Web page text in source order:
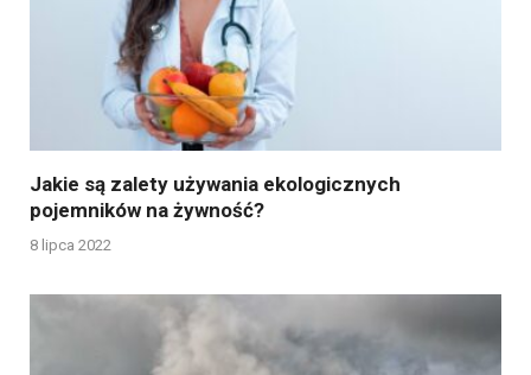
Jakie są zalety używania ekologicznych
pojemników na żywność?
8 lipca 2022